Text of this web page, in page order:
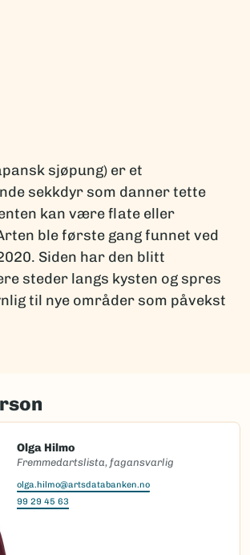
sjøpung) er et
sekkdyr som danner tette
kan være flate eller
ble første gang funnet ved
Siden har den blitt
steder langs kysten og spres
til nye områder som påvekst
Olga Hilmo
Fremmedartslista, fagansvarlig
olga.hilmo@artsdatabanken.no
99 29 45 63